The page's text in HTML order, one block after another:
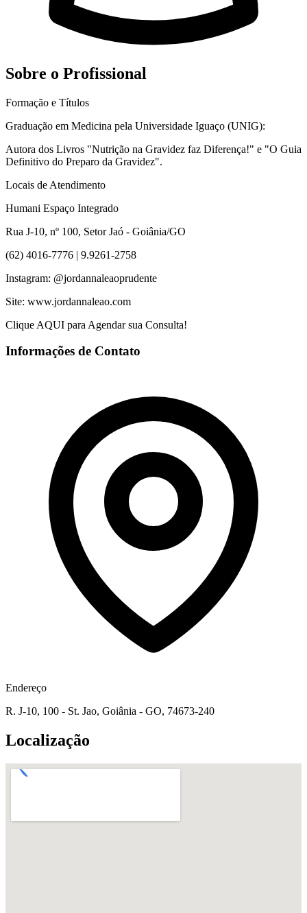
Sobre o Profissional
Formação e Títulos
Graduação em Medicina pela Universidade Iguaço (UNIG):
Autora dos Livros "Nutrição na Gravidez faz Diferença!" e "O Guia
Definitivo do Preparo da Gravidez".
Locais de Atendimento
Humani Espaço Integrado
Rua J-10, nº 100, Setor Jaó - Goiânia/GO
(62) 4016-7776 | 9.9261-2758
Instagram: @jordannaleaoprudente
Site: www.jordannaleao.com
Clique AQUI para Agendar sua Consulta!
Informações de Contato
Endereço
R. J-10, 100 - St. Jao, Goiânia - GO, 74673-240
Localização